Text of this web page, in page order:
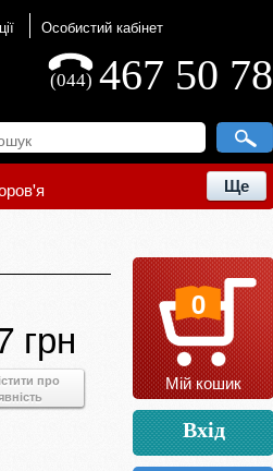
Особистий кабінет
467 50 78
(044)
Ще
грн
про
0
Мій кошик
Вхід